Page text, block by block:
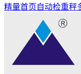
精量首页自动检重秤